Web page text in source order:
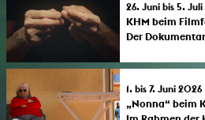
Year Had 364
Almourad
bester
„Audience
Medien Köln
Jurypreise.
26. Juni bis 5.
KHM beim
Der
Aldeeb feiert
Jahr mit ihren
1. bis 7. Juni 2026
„Nonna“ beim